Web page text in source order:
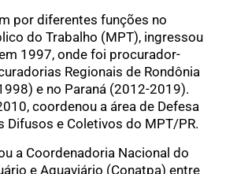
por diferentes funções no
do Trabalho (MPT), ingressou
1997, onde foi procurador-
Regionais de Rondônia
e no Paraná (2012-2019).
coordenou a área de Defesa
Difusos e Coletivos do MPT/PR.
a Coordenadoria Nacional do
e Aquaviário (Conatpa) entre